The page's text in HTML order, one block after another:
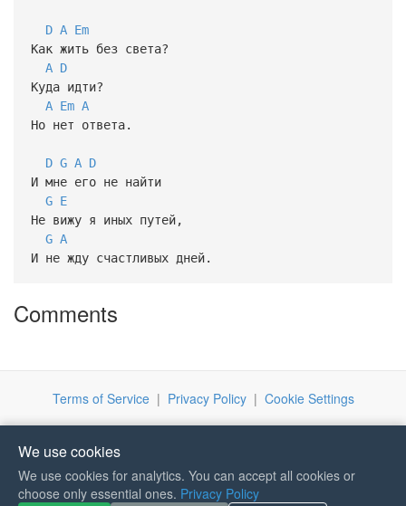
D A Em
Как жить без света?
A D
Куда идти?
A Em A
Но нет ответа.
D G A D
И мне его не найти
G E
Не вижу я иных путей,
G A
И не жду счастливых дней.
Comments
Terms of Service| Privacy Policy| Cookie Settings
We use cookies
We use cookies for analytics. You can accept all cookies or
choose only essential ones. Privacy Policy
If you like Guitar Songs, you